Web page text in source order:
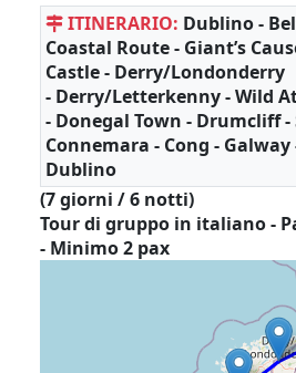
ITINERARIO: Dublino -
Coastal Route - Giant’s
Castle - Derry/Londonderry
- Derry/Letterkenny - Wild
- Donegal Town - Drumcliff -
Connemara - Cong -
Dublino
(7 giorni / 6 notti)
Tour di gruppo in italiano -
- Minimo 2 pax